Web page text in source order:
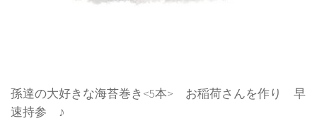
孫達の大好きな海苔巻き<5本> お稲荷さんを作り 早
速持参 ♪